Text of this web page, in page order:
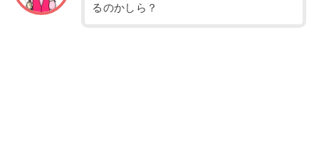
るのかしら？